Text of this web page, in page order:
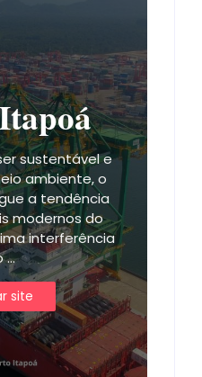
sustentável e
ambiente, o
a tendência
modernos do
interferência
...
site